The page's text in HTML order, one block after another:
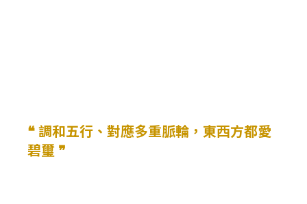
❝ 調和五行、對應多重脈輪，東西方都愛
碧璽 ❞